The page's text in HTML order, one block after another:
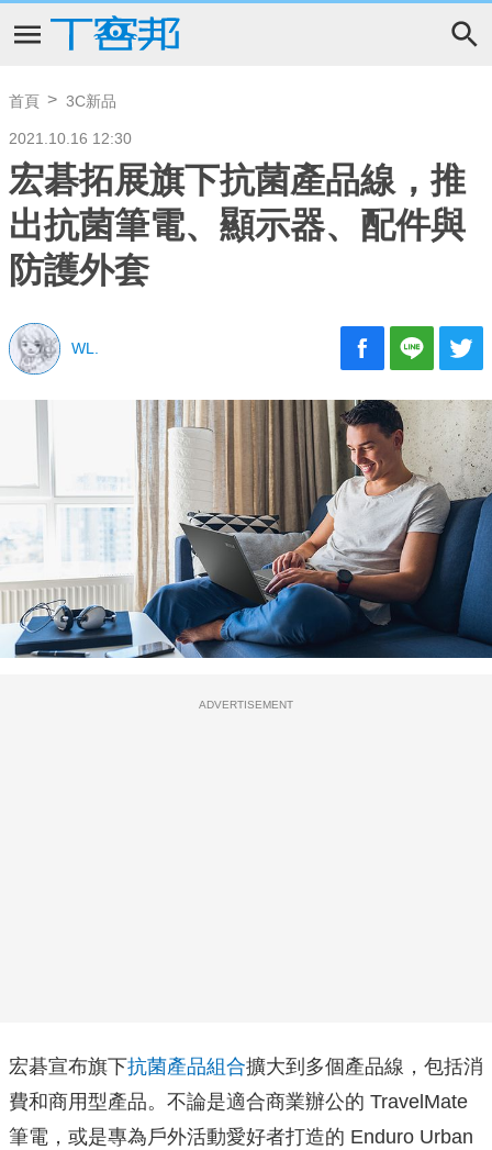
首頁 3C新品
2021.10.16 12:30
宏碁拓展旗下抗菌產品線，推
出抗菌筆電、顯示器、配件與
防護外套
WL.
ADVERTISEMENT
宏碁宣布旗下抗菌產品組合擴大到多個產品線，包括消
費和商用型產品。不論是適合商業辦公的 TravelMate
筆電，或是專為戶外活動愛好者打造的 Enduro Urban